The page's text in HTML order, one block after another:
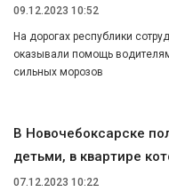
09.12.2023 10:52
На дорогах республики
оказывали помощь
сильных морозов
В Новочебоксарске
детьми, в квартире
07.12.2023 10:22